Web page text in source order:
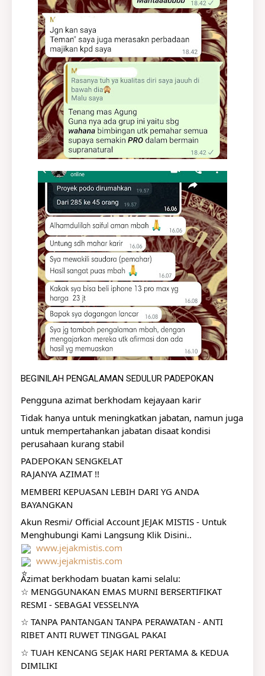
BEGINILAH PENGALAMAN SEDULUR PADEPOKAN
Pengguna azimat berkhodam kejayaan karir
Tidak hanya untuk meningkatkan jabatan, namun juga
untuk mempertahankan jabatan disaat kondisi
perusahaan kurang stabil
PADEPOKAN SENGKELAT
RAJANYA AZIMAT !!
MEMBERI KEPUASAN LEBIH DARI YG ANDA
BAYANGKAN
Akun Resmi/ Official Account JEJAK MISTIS - Untuk
Menghubungi Kami Langsung Klik Disini..
www.jejakmistis.com
www.jejakmistis.com
Azimat berkhodam buatan kami selalu:
☆ MENGGUNAKAN EMAS MURNI BERSERTIFIKAT
RESMI - SEBAGAI VESSELNYA
☆ TANPA PANTANGAN TANPA PERAWATAN - ANTI
RIBET ANTI RUWET TINGGAL PAKAI
☆ TUAH KENCANG SEJAK HARI PERTAMA & KEDUA
DIMILIKI